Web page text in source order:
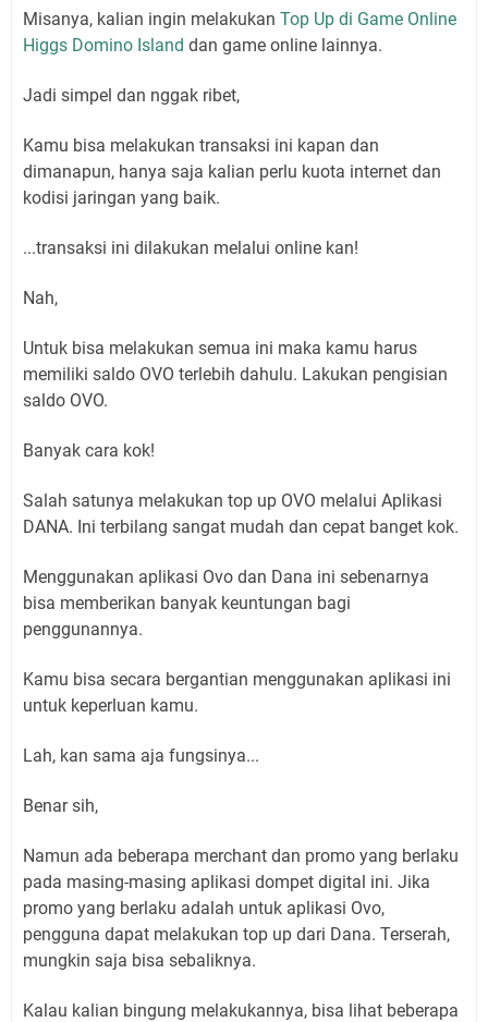
Misanya, kalian ingin melakukan Top Up di Game Online
Higgs Domino Island dan game online lainnya.
Jadi simpel dan nggak ribet,
Kamu bisa melakukan transaksi ini kapan dan
dimanapun, hanya saja kalian perlu kuota internet dan
kodisi jaringan yang baik.
...transaksi ini dilakukan melalui online kan!
Nah,
Untuk bisa melakukan semua ini maka kamu harus
memiliki saldo OVO terlebih dahulu. Lakukan pengisian
saldo OVO.
Banyak cara kok!
Salah satunya melakukan top up OVO melalui Aplikasi
DANA. Ini terbilang sangat mudah dan cepat banget kok.
Menggunakan aplikasi Ovo dan Dana ini sebenarnya
bisa memberikan banyak keuntungan bagi
penggunannya.
Kamu bisa secara bergantian menggunakan aplikasi ini
untuk keperluan kamu.
Lah, kan sama aja fungsinya...
Benar sih,
Namun ada beberapa merchant dan promo yang berlaku
pada masing-masing aplikasi dompet digital ini. Jika
promo yang berlaku adalah untuk aplikasi Ovo,
pengguna dapat melakukan top up dari Dana. Terserah,
mungkin saja bisa sebaliknya.
Kalau kalian bingung melakukannya, bisa lihat beberapa